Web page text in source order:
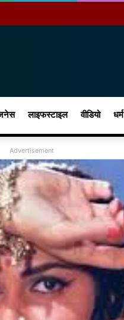
लाइफस्टाइल वीडियो धर्म
Advertisement